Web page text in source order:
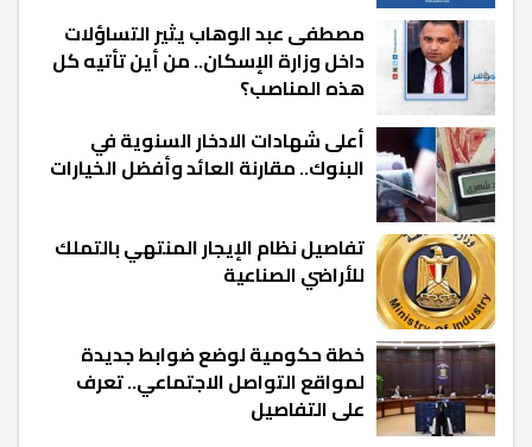
مصطفى عبد الوهاب يثير التساؤلات
داخل وزارة الإسكان.. من أين تأتيه كل
هذه المناصب؟
أعلى شهادات الادخار السنوية في
البنوك.. مقارنة العائد وأفضل الخيارات
تفاصيل نظام الإيجار المنتهي بالتملك
للأراضي الصناعية
خطة حكومية لوضع ضوابط جديدة
لمواقع التواصل الاجتماعي.. تعرف
على التفاصيل